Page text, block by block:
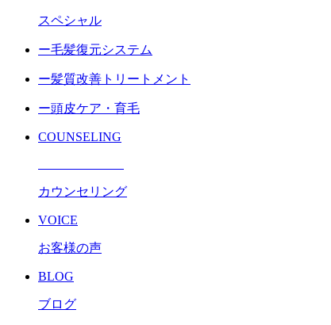
スペシャル
ー毛髪復元システム
ー髪質改善トリートメント
ー頭皮ケア・育毛
COUNSELING
カウンセリング
VOICE
お客様の声
BLOG
ブログ